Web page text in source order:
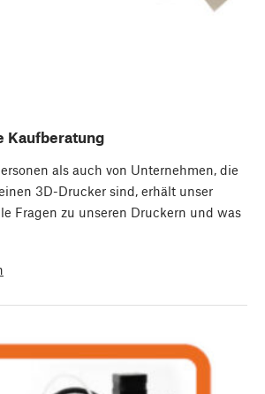
Kaufberatung
als auch von Unternehmen, die
3D-Drucker sind, erhält unser
Fragen zu unseren Druckern und was